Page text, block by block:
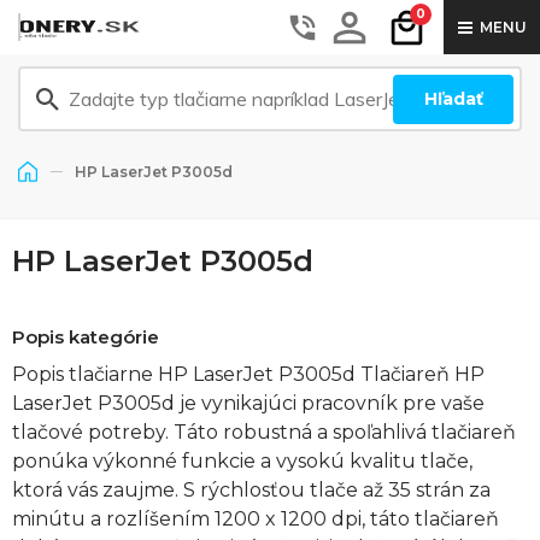
0
MENU
Hľadať
HP LaserJet P3005d
HP LaserJet P3005d
Popis kategórie
Popis tlačiarne HP LaserJet P3005d Tlačiareň HP
LaserJet P3005d je vynikajúci pracovník pre vaše
tlačové potreby. Táto robustná a spoľahlivá tlačiareň
ponúka výkonné funkcie a vysokú kvalitu tlače,
ktorá vás zaujme. S rýchlosťou tlače až 35 strán za
minútu a rozlíšením 1200 x 1200 dpi, táto tlačiareň